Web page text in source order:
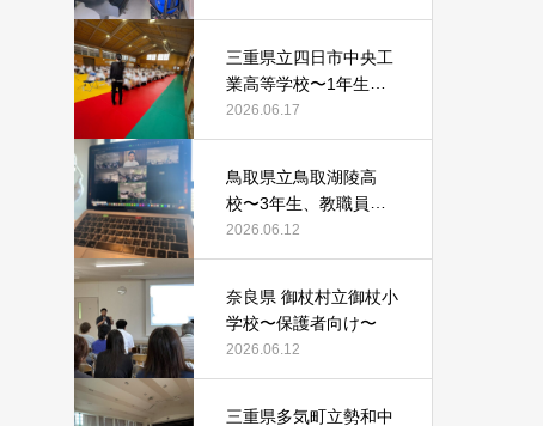
三重県立四日市中央工
業高等学校〜1年生向
け〜
2026.06.17
鳥取県立鳥取湖陵高
校〜3年生、教職員向
け〜
2026.06.12
奈良県 御杖村立御杖小
学校〜保護者向け〜
2026.06.12
三重県多気町立勢和中